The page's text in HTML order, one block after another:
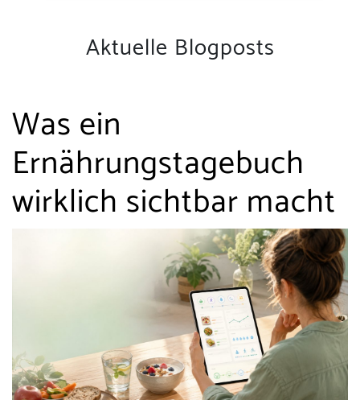
Aktuelle Blogposts
Was ein
Ernährungstagebuch
wirklich sichtbar macht